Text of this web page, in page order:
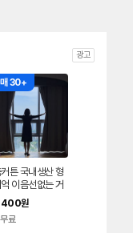
광고
30+
튼 국내생산 형
이음선없는 거
방 100%암막커
원
무료